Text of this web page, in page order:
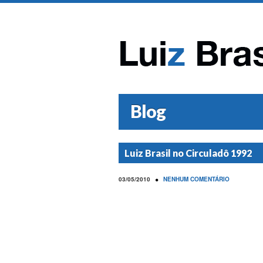
Blog
Luiz Brasil no Circuladô 1992
03/05/2010 • NENHUM COMENTÁRIO